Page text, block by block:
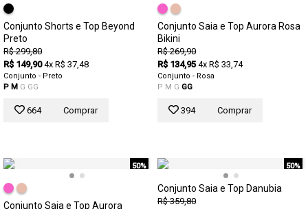
Conjunto Shorts e Top Beyond
Preto
R$ 299,80
R$ 149,90 4x R$ 37,48
Conjunto - Preto
P M G GG
664 Comprar
Conjunto Saia e Top Aurora Rosa
Bikini
R$ 269,90
R$ 134,95 4x R$ 33,74
Conjunto - Rosa
P M G GG
394 Comprar
50%
Conjunto Saia e Top Aurora
50%
Conjunto Saia e Top Danubia
R$ 359,80